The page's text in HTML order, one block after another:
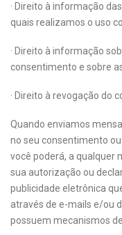
· Direito à informação
quais realizamos o uso
· Direito à informação
consentimento e sobre
· Direito à revogação do
Quando enviamos
no seu consentimento
você poderá, a qualquer
sua autorização ou
publicidade eletrônica
através de e-mails e/ou
possuem mecanismos